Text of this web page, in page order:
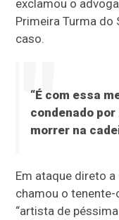
exclamou o
Primeira Turma do
caso.
“É com essa
condenado
morrer na
Em ataque direto
chamou o tenente-
“artista de